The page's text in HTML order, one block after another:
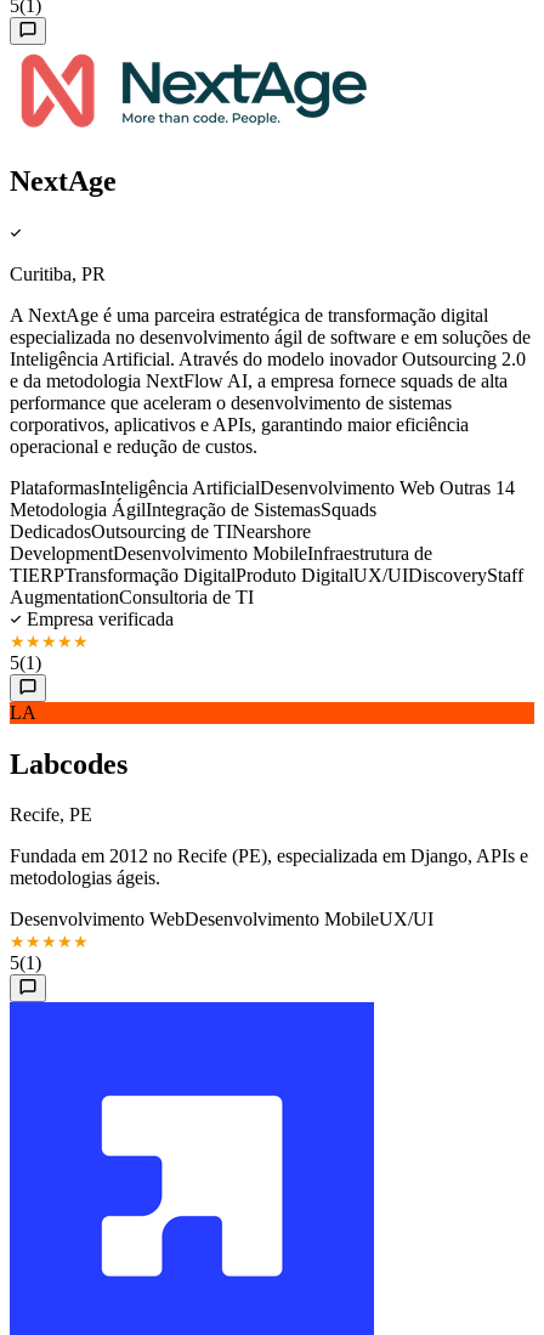
5(1)
NextAge
Curitiba, PR
A NextAge é uma parceira estratégica de transformação digital
especializada no desenvolvimento ágil de software e em soluções de
Inteligência Artificial. Através do modelo inovador Outsourcing 2.0
e da metodologia NextFlow AI, a empresa fornece squads de alta
performance que aceleram o desenvolvimento de sistemas
corporativos, aplicativos e APIs, garantindo maior eficiência
operacional e redução de custos.
PlataformasInteligência ArtificialDesenvolvimento Web Outras 14
Metodologia ÁgilIntegração de SistemasSquads
DedicadosOutsourcing de TINearshore
DevelopmentDesenvolvimento MobileInfraestrutura de
TIERPTransformação DigitalProduto DigitalUX/UIDiscoveryStaff
AugmentationConsultoria de TI
Empresa verificada
★★★★★
5(1)
LA
Labcodes
Recife, PE
Fundada em 2012 no Recife (PE), especializada em Django, APIs e
metodologias ágeis.
Desenvolvimento WebDesenvolvimento MobileUX/UI
★★★★★
5(1)